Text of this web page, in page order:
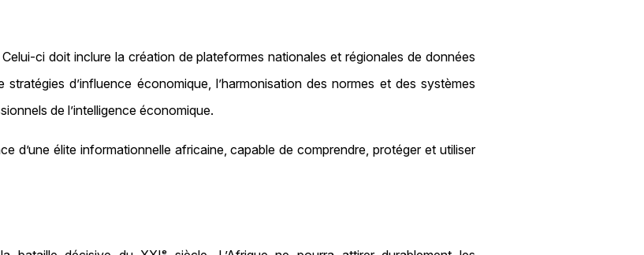
doit inclure la création de plateformes nationales et régionales de données
d’influence économique, l’harmonisation des normes et des systèmes
de l’intelligence économique.
d’une élite informationnelle africaine, capable de comprendre, protéger et utiliser